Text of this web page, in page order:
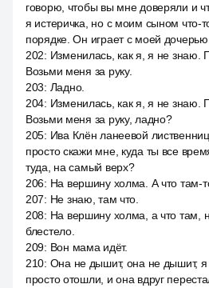
говорю, чтобы вы мне доверяли и
я истеричка, но с моим сыном что-
порядке. Он играет с моей
202: Изменилась, как я, я не знаю.
Возьми меня за руку.
203: Ладно.
204: Изменилась, как я, я не знаю.
Возьми меня за руку, ладно?
205: Ива Клён ланеевой
просто скажи мне, куда ты все
туда, на самый верх?
206: На вершину холма. А что там-
207: Не знаю, там что.
208: На вершину холма, а что там,
блестело.
209: Вон мама идёт.
210: Она не дышит, она не дышит, я
просто отошли, и она вдруг